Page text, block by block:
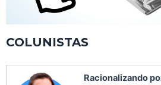
COLUNISTAS
Racionalizando